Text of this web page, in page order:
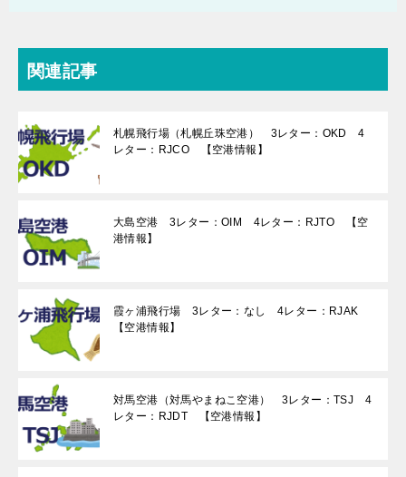
関連記事
札幌飛行場（札幌丘珠空港） 3レター：OKD 4
レター：RJCO 【空港情報】
大島空港 3レター：OIM 4レター：RJTO 【空
港情報】
霞ヶ浦飛行場 3レター：なし 4レター：RJAK
【空港情報】
対馬空港（対馬やまねこ空港） 3レター：TSJ 4
レター：RJDT 【空港情報】